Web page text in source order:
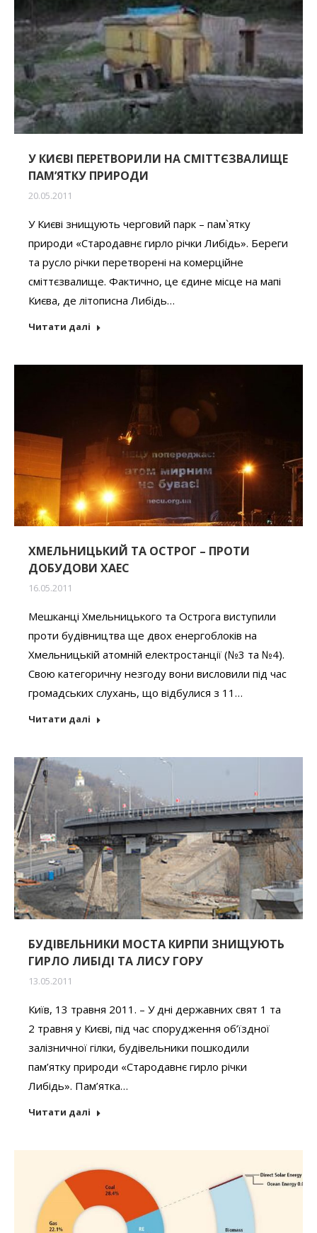
У КИЄВІ ПЕРЕТВОРИЛИ НА СМІТТЄЗВАЛИЩЕ
ПАМ’ЯТКУ ПРИРОДИ
20.05.2011
У Києві знищують черговий парк – пам`ятку
природи «Стародавнє гирло річки Либідь». Береги
та русло річки перетворені на комерційне
сміттєзвалище. Фактично, це єдине місце на мапі
Києва, де літописна Либідь…
Читати далі
ХМЕЛЬНИЦЬКИЙ ТА ОСТРОГ – ПРОТИ
ДОБУДОВИ ХАЕС
16.05.2011
Мешканці Хмельницького та Острога виступили
проти будівництва ще двох енергоблоків на
Хмельницькій атомній електростанції (№3 та №4).
Свою категоричну незгоду вони висловили під час
громадських слухань, що відбулися з 11…
Читати далі
БУДІВЕЛЬНИКИ МОСТА КИРПИ ЗНИЩУЮТЬ
ГИРЛО ЛИБІДІ ТА ЛИСУ ГОРУ
13.05.2011
Київ, 13 травня 2011. – У дні державних свят 1 та
2 травня у Києві, під час спорудження об’їздної
залізничної гілки, будівельники пошкодили
пам’ятку природи «Стародавнє гирло річки
Либідь». Пам’ятка…
Читати далі